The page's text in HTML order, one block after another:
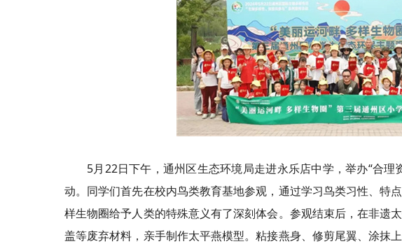
5月22日下午，通州区生态环境局走进永乐店中学，举办“合
动。同学们首先在校内鸟类教育基地参观，通过学习鸟类习性、特
样生物圈给予人类的特殊意义有了深刻体会。参观结束后，在非遗
盖等废弃材料，亲手制作太平燕模型。粘接燕身、修剪尾翼、涂抹